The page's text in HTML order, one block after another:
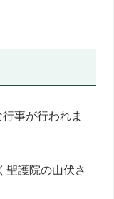
事が行われま
聖護院の山伏さ